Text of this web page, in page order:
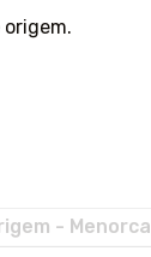
- Menorca